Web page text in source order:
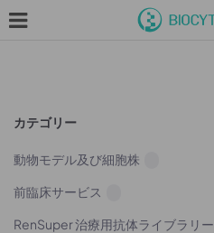
カテゴリー
動物モデル及び細胞株
前臨床サービス
RenSuper 治療用抗体ライブラリー